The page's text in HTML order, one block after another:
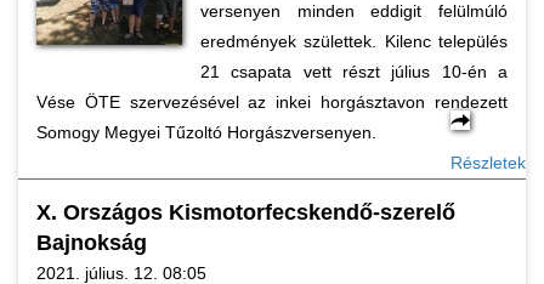
versenyen minden eddigit felülmúló
eredmények születtek. Kilenc település
21 csapata vett részt július 10-én a
Vése ÖTE szervezésével az inkei horgásztavon rendezett
Somogy Megyei Tűzoltó Horgászversenyen.
Részletek
X. Országos Kismotorfecskendő-szerelő
Bajnokság
2021. július. 12. 08:05